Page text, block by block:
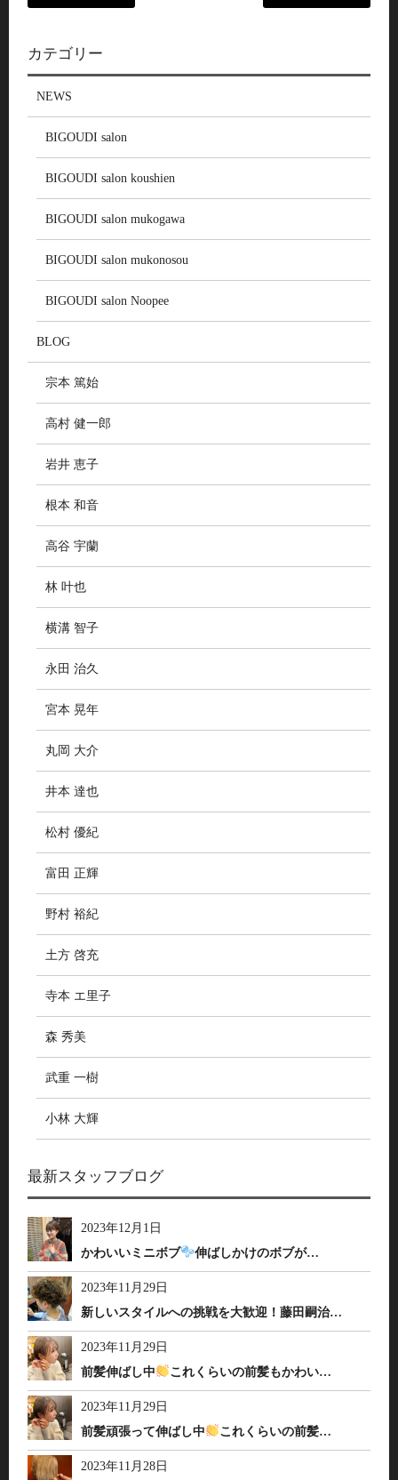
カテゴリー
NEWS
BIGOUDI salon
BIGOUDI salon koushien
BIGOUDI salon mukogawa
BIGOUDI salon mukonosou
BIGOUDI salon Noopee
BLOG
宗本 篤始
高村 健一郎
岩井 恵子
根本 和音
高谷 宇蘭
林 叶也
横溝 智子
永田 治久
宮本 晃年
丸岡 大介
井本 達也
松村 優紀
富田 正輝
野村 裕紀
土方 啓充
寺本 エ里子
森 秀美
武重 一樹
小林 大輝
最新スタッフブログ
2023年12月1日
かわいいミニボブ
伸ばしかけのボブが…
2023年11月29日
新しいスタイルへの挑戦を大歓迎！藤田嗣治…
2023年11月29日
前髪伸ばし中
これくらいの前髪もかわい…
2023年11月29日
前髪頑張って伸ばし中
これくらいの前髪…
2023年11月28日